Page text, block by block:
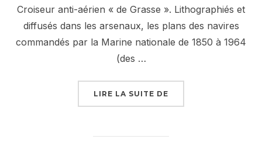
Croiseur anti-aérien « de Grasse ». Lithographiés et
diffusés dans les arsenaux, les plans des navires
commandés par la Marine nationale de 1850 à 1964
(des …
LIRE LA SUITE DE